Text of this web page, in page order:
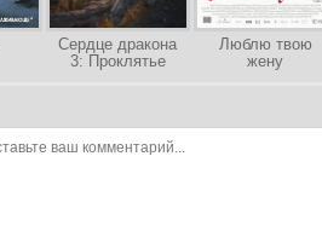
Сердце дракона
3: Проклятье
Люблю твою
жену